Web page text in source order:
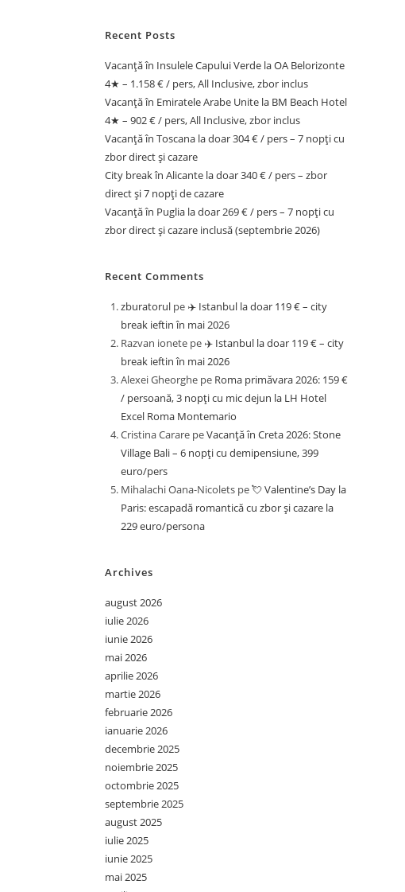
Recent Posts
Vacanță în Insulele Capului Verde la OA Belorizonte
4★ – 1.158 € / pers, All Inclusive, zbor inclus
Vacanță în Emiratele Arabe Unite la BM Beach Hotel
4★ – 902 € / pers, All Inclusive, zbor inclus
Vacanță în Toscana la doar 304 € / pers – 7 nopți cu
zbor direct și cazare
City break în Alicante la doar 340 € / pers – zbor
direct și 7 nopți de cazare
Vacanță în Puglia la doar 269 € / pers – 7 nopți cu
zbor direct și cazare inclusă (septembrie 2026)
Recent Comments
zburatorul pe ✈️ Istanbul la doar 119 € – city
break ieftin în mai 2026
Razvan ionete pe ✈️ Istanbul la doar 119 € – city
break ieftin în mai 2026
Alexei Gheorghe pe Roma primăvara 2026: 159 €
/ persoană, 3 nopți cu mic dejun la LH Hotel
Excel Roma Montemario
Cristina Carare peVacanță în Creta 2026: Stone
Village Bali – 6 nopți cu demipensiune, 399
euro/pers
Mihalachi Oana-Nicolets pe💘 Valentine’s Day la
Paris: escapadă romantică cu zbor și cazare la
229 euro/persona
Archives
august 2026
iulie 2026
iunie 2026
mai 2026
aprilie 2026
martie 2026
februarie 2026
ianuarie 2026
decembrie 2025
noiembrie 2025
octombrie 2025
septembrie 2025
august 2025
iulie 2025
iunie 2025
mai 2025